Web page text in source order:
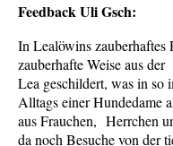
Feedback Uli Gsch:
In Lealöwins
zauberhafte Weise aus
Lea geschildert, was in so
Alltags einer Hundedame
aus Frauchen, Herrchen
da noch Besuche von der